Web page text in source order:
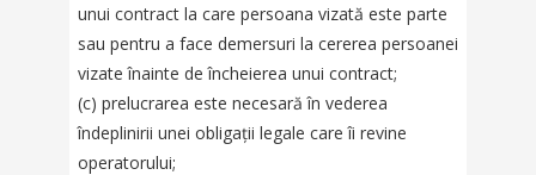
unui contract la care persoana vizată este parte
sau pentru a face demersuri la cererea persoanei
vizate înainte de încheierea unui contract;
(c) prelucrarea este necesară în vederea
îndeplinirii unei obligații legale care îi revine
operatorului;